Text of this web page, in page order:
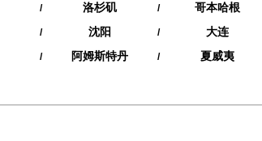
/ 洛杉矶 / 哥本哈根
/ 沈阳 / 大连
/ 阿姆斯特丹 / 夏威夷‍